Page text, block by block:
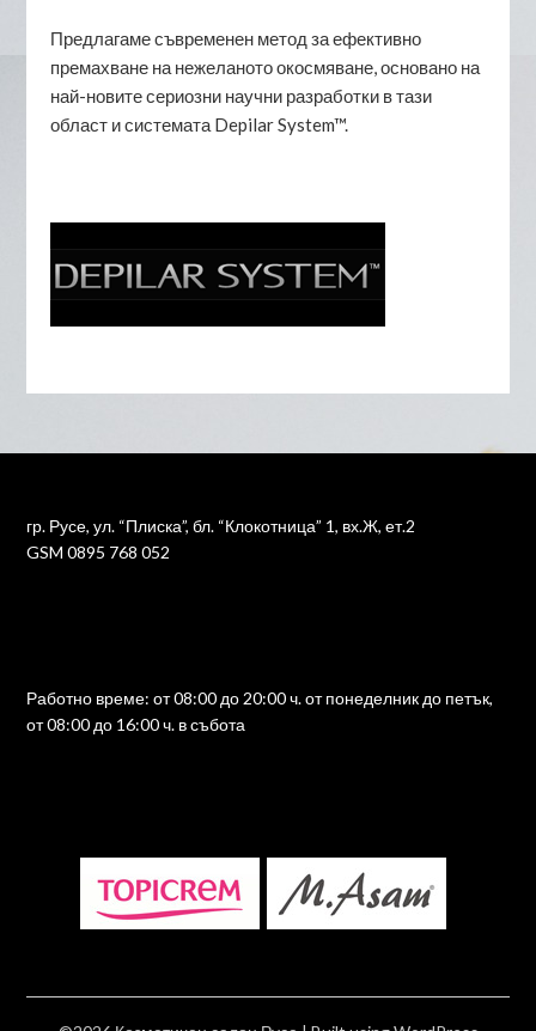
Предлагаме съвременен метод за ефективно
премахване на нежеланото окосмяване, основано на
най-новите сериозни научни разработки в тази
област и системата Depilar System™.
гр. Русе, ул. “Плиска”, бл. “Клокотница” 1, вх.Ж, ет.2
GSM 0895 768 052
Работно време: от 08:00 до 20:00 ч. от понеделник до петък,
от 08:00 до 16:00 ч. в събота